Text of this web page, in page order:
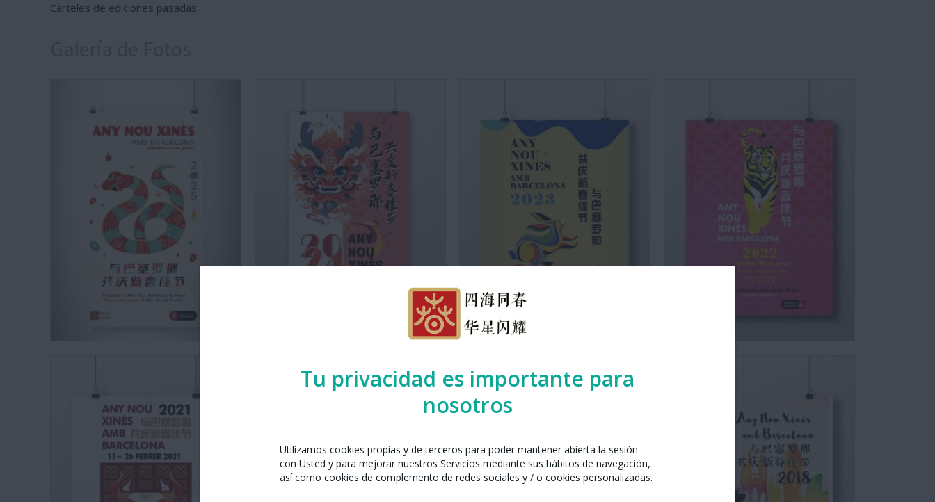
Tu privacidad es importante para
nosotros
Utilizamos cookies propias y de terceros para poder mantener abierta la sesión
con Usted y para mejorar nuestros Servicios mediante sus hábitos de navegación,
así como cookies de complemento de redes sociales y / o cookies personalizadas.
Carteles de ediciones pasadas.